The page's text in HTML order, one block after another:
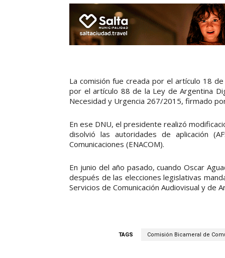
La comisión fue creada por el artículo 18
por el artículo 88 de la Ley de Argentina
Necesidad y Urgencia 267/2015, firmado
En ese DNU, el presidente realizó
disolvió las autoridades de aplicación
Comunicaciones (ENACOM).
En junio del año pasado, cuando Oscar
después de las elecciones legislativas
Servicios de Comunicación Audiovisual y de
TAGS Comisión Bicameral de